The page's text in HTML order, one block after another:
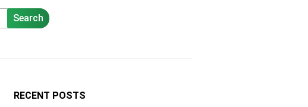
Search
RECENT POSTS